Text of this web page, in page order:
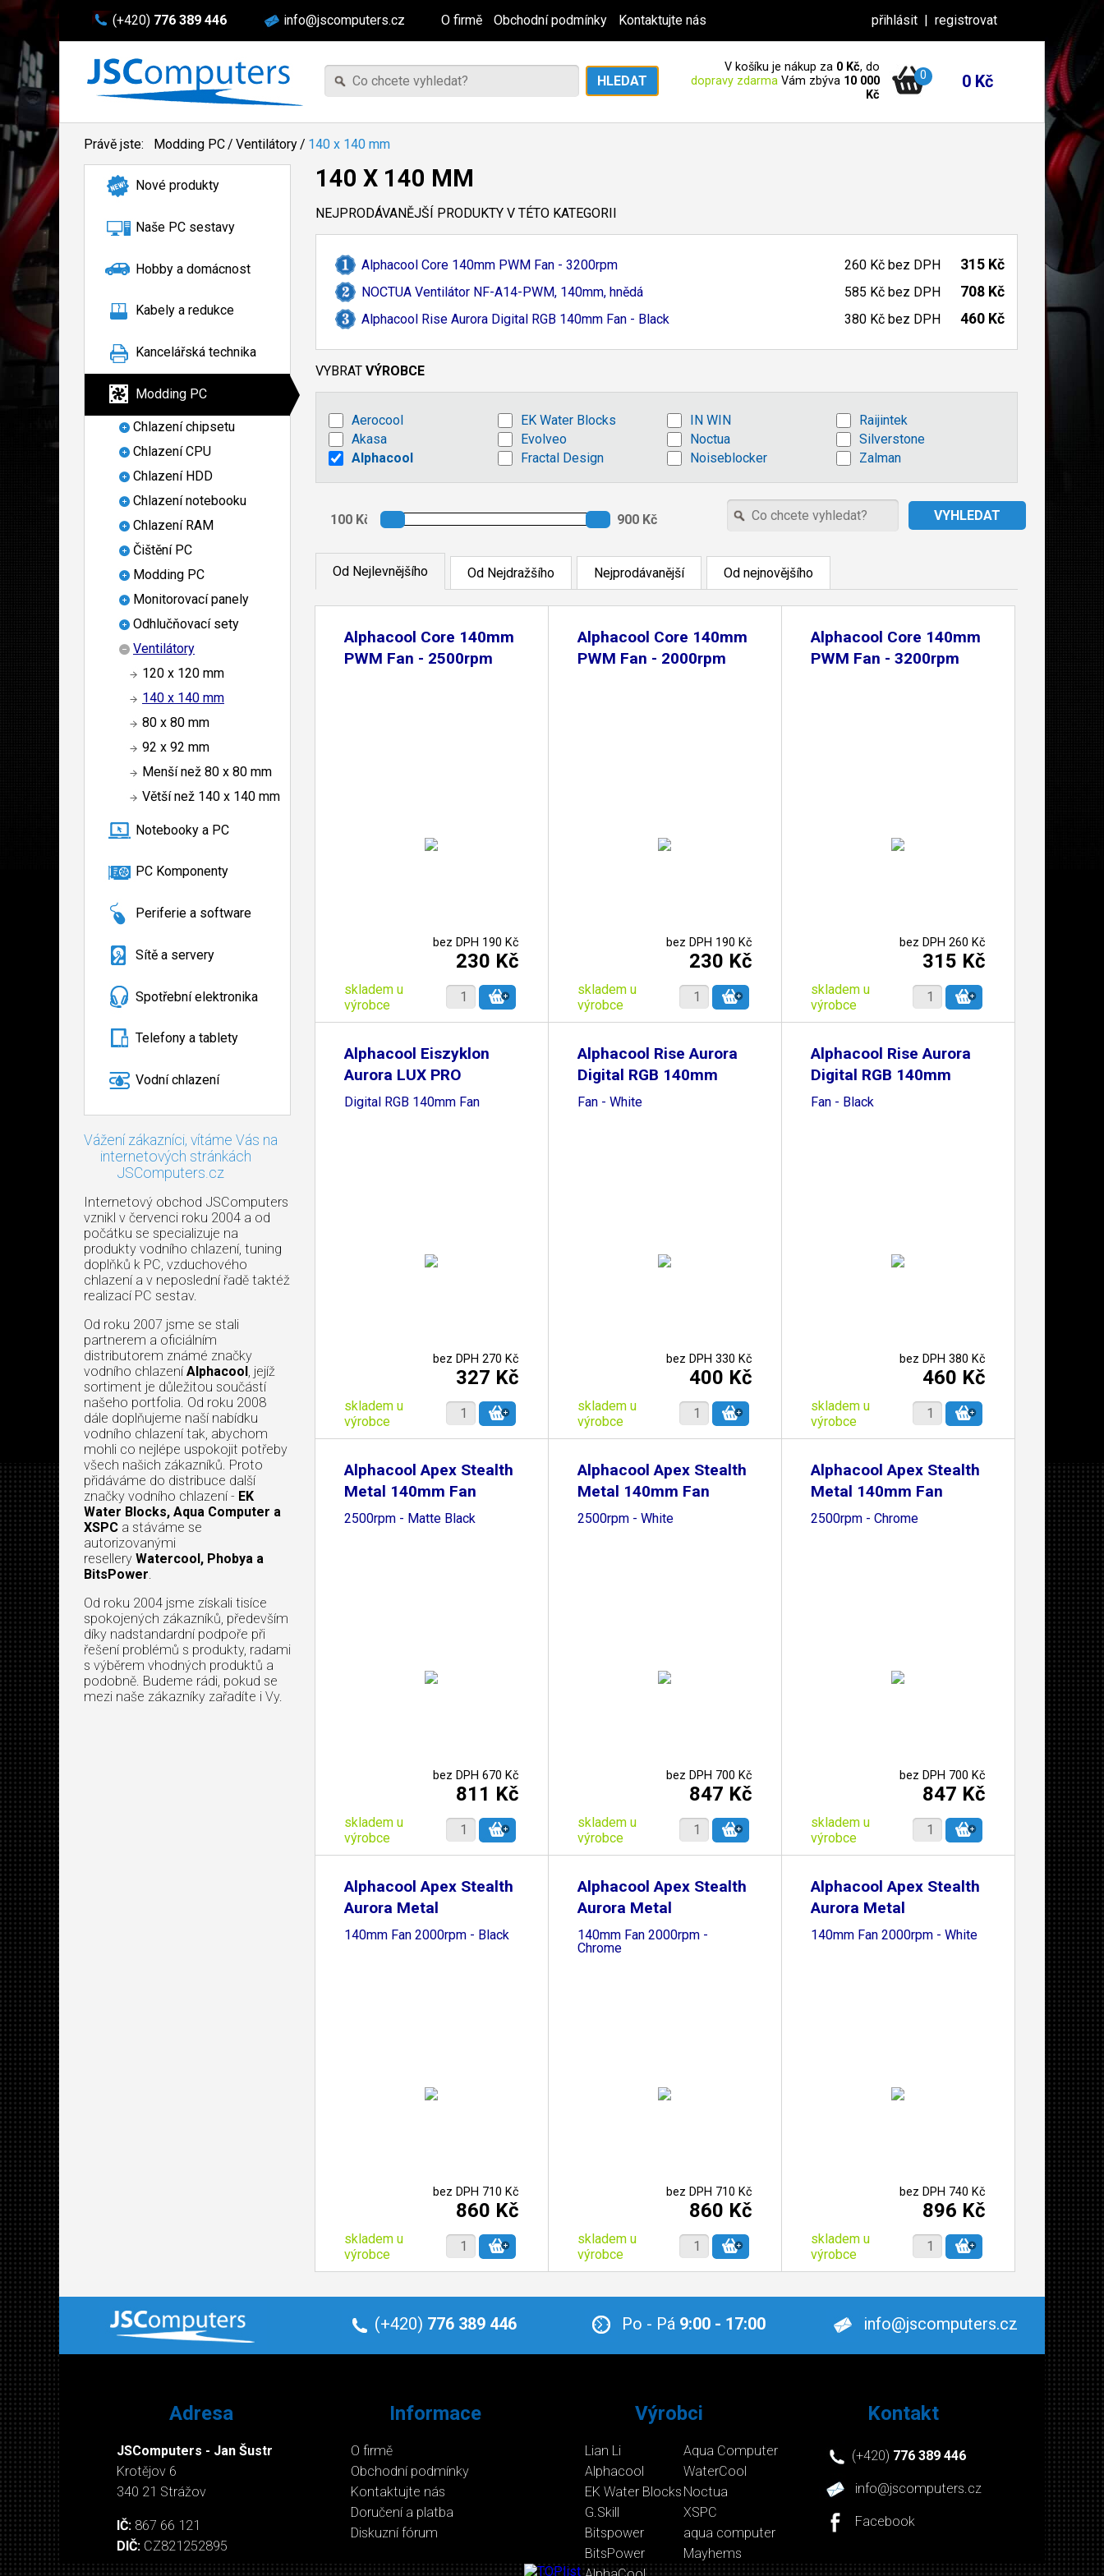
(+420) 776 389 446 info@jscomputers.cz O firmě Obchodní podmínky Kontaktujte nás přihlásit | registrovat
V košíku je nákup za 0 Kč, do
dopravy zdarma Vám zbýva 10 000
Kč
0 0 Kč
Právě jste: Modding PC/ Ventilátory/ 140 x 140 mm
Nové produkty
Naše PC sestavy
Hobby a domácnost
Kabely a redukce
Kancelářská technika
Modding PC
Chlazení chipsetu
Chlazení CPU
Chlazení HDD
Chlazení notebooku
Chlazení RAM
Čištění PC
Modding PC
Monitorovací panely
Odhlučňovací sety
Ventilátory
120 x 120 mm
140 x 140 mm
80 x 80 mm
92 x 92 mm
Menší než 80 x 80 mm
Větší než 140 x 140 mm
Notebooky a PC
PC Komponenty
Periferie a software
Sítě a servery
Spotřební elektronika
Telefony a tablety
Vodní chlazení
Vážení zákazníci, vítáme Vás na
internetových stránkách
JSComputers.cz
Internetový obchod JSComputers
vznikl v červenci roku 2004 a od
počátku se specializuje na
produkty vodního chlazení, tuning
doplňků k PC, vzduchového
chlazení a v neposlední řadě taktéž
realizací PC sestav.
Od roku 2007 jsme se stali
partnerem a oficiálním
distributorem známé značky
vodního chlazení Alphacool, jejíž
sortiment je důležitou součástí
našeho portfolia. Od roku 2008
dále doplňujeme naší nabídku
vodního chlazení tak, abychom
mohli co nejlépe uspokojit potřeby
všech našich zákazníků. Proto
přidáváme do distribuce další
značky vodního chlazení - EK
Water Blocks, Aqua Computer a
XSPC a stáváme se
autorizovanými
resellery Watercool, Phobya a
BitsPower.
Od roku 2004 jsme získali tisíce
spokojených zákazníků, především
díky nadstandardní podpoře při
řešení problémů s produkty, radami
s výběrem vhodných produktů a
podobně. Budeme rádi, pokud se
mezi naše zákazníky zařadíte i Vy.
140 X 140 MM
NEJPRODÁVANĚJŠÍ PRODUKTY V TÉTO KATEGORII
Alphacool Core 140mm PWM Fan - 3200rpm 260 Kč bez DPH 315 Kč
NOCTUA Ventilátor NF-A14-PWM, 140mm, hnědá 585 Kč bez DPH 708 Kč
Alphacool Rise Aurora Digital RGB 140mm Fan - Black 380 Kč bez DPH 460 Kč
VYBRAT VÝROBCE
Aerocool EK Water Blocks IN WIN
Raijintek
Akasa
Evolveo Noctua
Silverstone
Alphacool
Fractal Design Noiseblocker Zalman
Od Nejlevnějšího Od Nejdražšího Nejprodávanější Od nejnovějšího
Alphacool Core 140mm
PWM Fan - 2500rpm
bez DPH 190 Kč
230 Kč
skladem u
výrobce
Alphacool Core 140mm
PWM Fan - 2000rpm
bez DPH 190 Kč
230 Kč
skladem u
výrobce
Alphacool Core 140mm
PWM Fan - 3200rpm
bez DPH 260 Kč
315 Kč
skladem u
výrobce
Alphacool Eiszyklon
Aurora LUX PRO
Digital RGB 140mm Fan
bez DPH 270 Kč
327 Kč
skladem u
výrobce
Alphacool Rise Aurora
Digital RGB 140mm
Fan - White
bez DPH 330 Kč
400 Kč
skladem u
výrobce
Alphacool Rise Aurora
Digital RGB 140mm
Fan - Black
bez DPH 380 Kč
460 Kč
skladem u
výrobce
Alphacool Apex Stealth
Metal 140mm Fan
2500rpm - Matte Black
bez DPH 670 Kč
811 Kč
skladem u
výrobce
Alphacool Apex Stealth
Metal 140mm Fan
2500rpm - White
bez DPH 700 Kč
847 Kč
skladem u
výrobce
Alphacool Apex Stealth
Metal 140mm Fan
2500rpm - Chrome
bez DPH 700 Kč
847 Kč
skladem u
výrobce
Alphacool Apex Stealth
Aurora Metal
140mm Fan 2000rpm - Black
bez DPH 710 Kč
860 Kč
skladem u
výrobce
Alphacool Apex Stealth
Aurora Metal
140mm Fan 2000rpm -
Chrome
bez DPH 710 Kč
860 Kč
skladem u
výrobce
Alphacool Apex Stealth
Aurora Metal
140mm Fan 2000rpm - White
bez DPH 740 Kč
896 Kč
skladem u
výrobce
(+420) 776 389 446 Po - Pá 9:00 - 17:00 info@jscomputers.cz
Adresa
JSComputers - Jan Šustr
Krotějov 6
340 21 Strážov
IČ: 867 66 121
DIČ: CZ821252895
Informace
O firmě
Obchodní podmínky
Kontaktujte nás
Doručení a platba
Diskuzní fórum
Výrobci
Lian Li
Aqua Computer
Alphacool
WaterCool
EK Water Blocks Noctua
G.Skill
XSPC
Bitspower
aqua computer
BitsPower
Mayhems
Kontakt
(+420) 776 389 446
info@jscomputers.cz
Facebook